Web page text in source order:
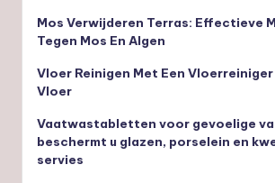
Mos Verwijderen Terras: Effectieve
Tegen Mos En Algen
Vloer Reinigen Met Een Vloerreiniger
Vloer
Vaatwastabletten voor gevoelige
beschermt u glazen, porselein en
servies